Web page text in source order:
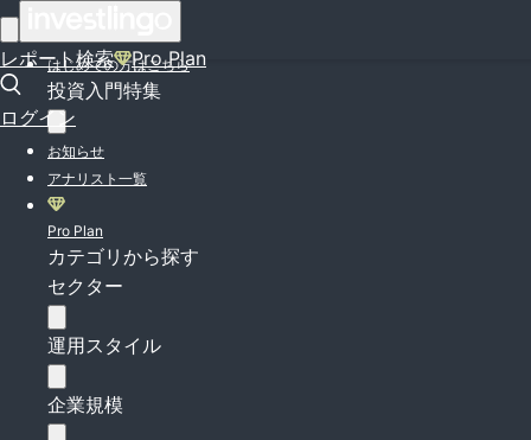
レポート検索 Pro Plan
ログイン
はじめての方はこちら
投資入門特集
お知らせ
アナリスト一覧
Pro Plan
カテゴリから探す
セクター
運用スタイル
企業規模